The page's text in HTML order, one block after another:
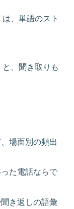
、単語のスト
、聞き取りも
場面別の頻出
た電話ならで
き返しの語彙